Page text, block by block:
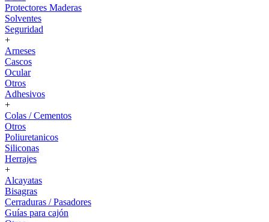
Protectores Maderas
Solventes
Seguridad
+
Arneses
Cascos
Ocular
Otros
Adhesivos
+
Colas / Cementos
Otros
Poliuretanicos
Siliconas
Herrajes
+
Alcayatas
Bisagras
Cerraduras / Pasadores
Guías para cajón